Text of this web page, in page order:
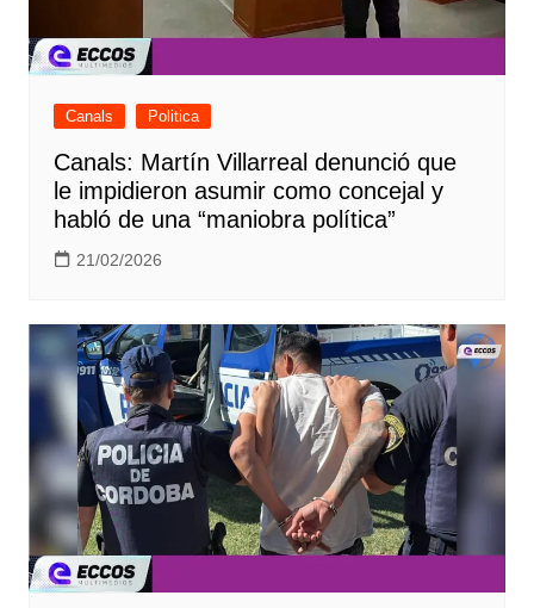
Canals Politica
Canals: Martín Villarreal denunció que
le impidieron asumir como concejal y
habló de una “maniobra política”
21/02/2026